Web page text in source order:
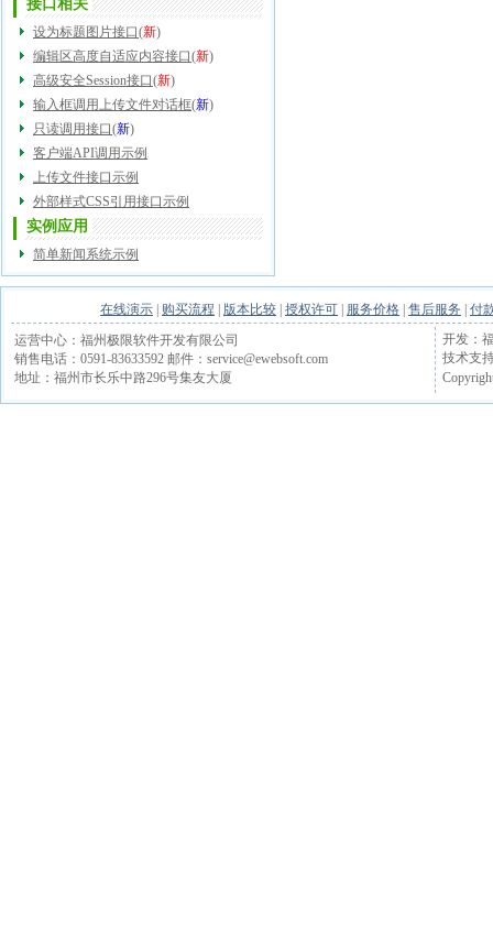
接口相关
设为标题图片接口(新)
编辑区高度自适应内容接口(新)
高级安全Session接口(新)
输入框调用上传文件对话框(新)
只读调用接口(新)
客户端API调用示例
上传文件接口示例
外部样式CSS引用接口示例
实例应用
简单新闻系统示例
在线演示 购买流程 版本比较 授权许可 服务价格 售后服务
付
运营中心：福州极限软件开发有限公司
销售电话：0591-83633592 邮件：service@ewebsoft.com
地址：福州市长乐中路296号集友大厦
开发：
技术支